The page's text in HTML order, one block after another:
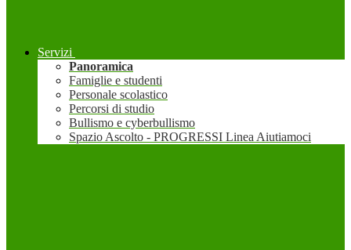
Servizi
Panoramica
Famiglie e studenti
Personale scolastico
Percorsi di studio
Bullismo e cyberbullismo
Spazio Ascolto - PROGRESSI Linea Aiutiamoci